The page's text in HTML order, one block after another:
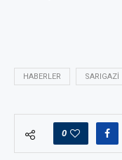
HABERLER SARIGAZI
0